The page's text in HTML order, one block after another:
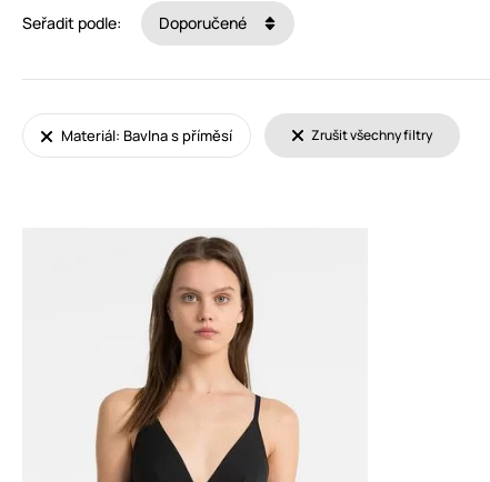
Seřadit podle: Doporučené
Zrušit všechny filtry
Materiál: Bavlna s příměsí